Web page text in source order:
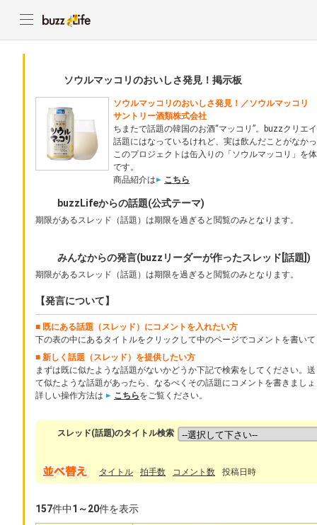
ソウルマッコリのおいしさ発見！掲示板
ソウルマッコリのおいしさ発見！／ソウルマッコリ
サントリー酒類株式会社
ちまたで話題の韓国のお酒“マッコリ”。buzzクリエ
話題にはなっているけれど、実は飲んだことがなか
このプロジェクトは缶入りの「ソウルマッコリ」を
です。
商品紹介は
こちら
buzzLifeからの話題(公式テーマ)
期限があるスレッド（話題）は期限を過ぎると閲覧のみとなります。
みんなからの発言(buzzリーダーが作ったスレッド[話題])
期限があるスレッド（話題）は期限を過ぎると閲覧のみとなります。
【発言について】
■ 既にある話題（スレッド）にコメントを入れたい方
下の表の中にあるタイトルをクリックして中のページでコメントを書い
■ 新しく話題（スレッド）を提供したい方
まずは既に似たような話題がないかどうか下記で検索をしてください。
て似たような話題があったら、なるべくその話題にコメントを書きまし
詳しい操作方法は
こちらをご覧ください。
スレッド(話題)のタイトル検索
タイトル 拍手数 コメント数 投稿日時
157件中1～20件を表示